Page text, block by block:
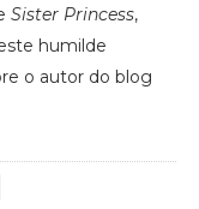
Sister Princess,
humilde
o autor do blog